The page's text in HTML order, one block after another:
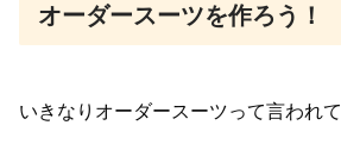
オーダースーツを作ろう！
いきなりオーダースーツって言われて